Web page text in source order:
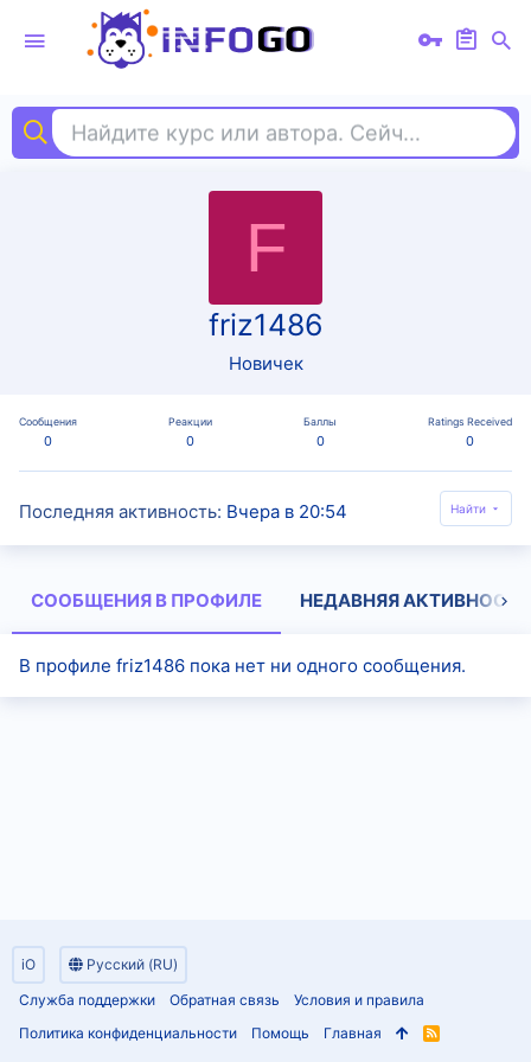
Найдите курс или автора. Сейчас ищут
F
friz1486
Новичек
Сообщения
0
Реакции
0
Баллы
0
Ratings Received
0
Последняя активность Вчера в 20:54 Найти
СООБЩЕНИЯ В ПРОФИЛЕ НЕДАВНЯЯ АКТИВНОСТЬ
В профиле friz1486 пока нет ни одного сообщения.
iO
Русский (RU)
Служба поддержки
Обратная связь
Условия и правила
Политика конфиденциальности
Помощь Главная
R